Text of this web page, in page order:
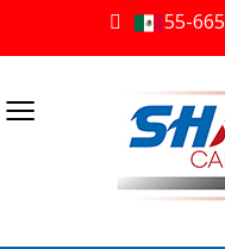
55-
≡